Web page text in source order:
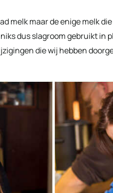
melk maar de enige melk
dus slagroom gebruikt in
die wij hebben